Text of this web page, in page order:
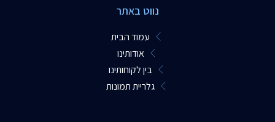
נווט באתר
עמוד הבית
אודותינו
בין לקוחותינו
גלריית תמונות